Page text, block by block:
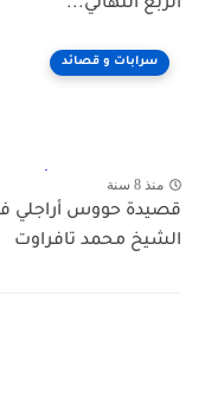
الربع النهائي...
سرابات و قصائد
منذ 8 سنة
قصيدة حووس أراجلي
الشيخ محمد تافراوت